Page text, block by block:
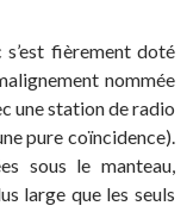
fièrement doté
nommée
une station de radio
pure coïncidence).
sous le manteau,
large que les seuls